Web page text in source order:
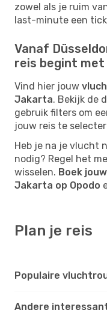
zowel als je ruim
last-minute een
Vanaf
reis begint met
Vind hier jouw
Jakarta. Bekijk de
gebruik filters om
jouw reis te
Heb je na je vlucht
nodig? Regel het
wisselen. Boek
Jakarta op Opodo
Plan je reis
Populaire
Andere